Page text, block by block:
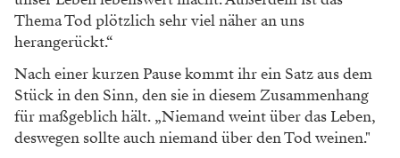
Thema Tod plötzlich sehr viel näher an uns
herangerückt.“
Nach einer kurzen Pause kommt ihr ein Satz aus dem
Stück in den Sinn, den sie in diesem Zusammenhang
für maßgeblich hält. „Niemand weint über das Leben,
deswegen sollte auch niemand über den Tod weinen."